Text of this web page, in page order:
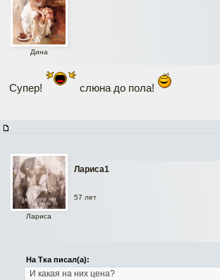
Дина
Супер! слюна до пола!
Лариса1
Лариса
57 лет
На Тка писал(а):
И какая на них цена?